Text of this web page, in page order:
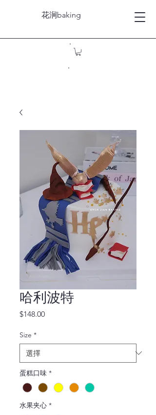
花涧baking
哈利波特
$148.00價
Size *
蛋糕口味 *
水果夹心 *